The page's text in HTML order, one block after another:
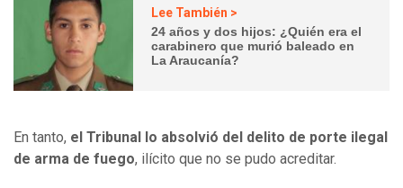
Lee También >
24 años y dos hijos: ¿Quién era el
carabinero que murió baleado en
La Araucanía?
En tanto, el Tribunal lo absolvió del delito de porte ilegal
de arma de fuego, ilícito que no se pudo acreditar.